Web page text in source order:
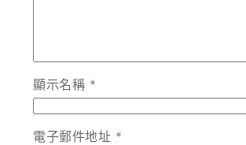
顯示名稱 *
電子郵件地址 *